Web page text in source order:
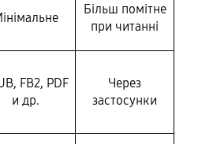
Більш помітне
при читанні
FB2, PDF
и др.
Через
застосунки